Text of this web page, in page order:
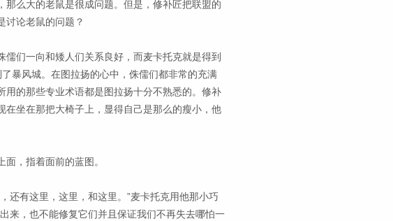
么大的老鼠是很成问题。但是，修补匠把联盟的
讨论老鼠的问题？
们一向和矮人们关系良好，而麦卡托克就是得到
暴风城。在图拉扬的心中，侏儒们都非常的充满
的那些专业术语都是图拉扬十分不熟悉的。修补
坐在那把大椅子上，显得自己是那么的瘦小，他
，指着面前的蓝图。
还有这里，这里，和这里。”麦卡托克用他那小巧
来，也不能修复它们并且保证我们不再失去哪怕一